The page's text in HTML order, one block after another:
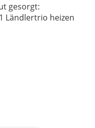
gesorgt:
Ländlertrio heizen